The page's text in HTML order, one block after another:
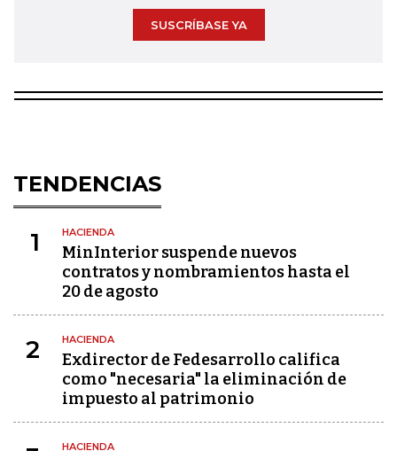
SUSCRÍBASE YA
TENDENCIAS
1 HACIENDA
MinInterior suspende nuevos
contratos y nombramientos hasta el
20 de agosto
2 HACIENDA
Exdirector de Fedesarrollo califica
como "necesaria" la eliminación de
impuesto al patrimonio
HACIENDA